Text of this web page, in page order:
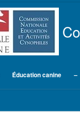
Éducation canine –